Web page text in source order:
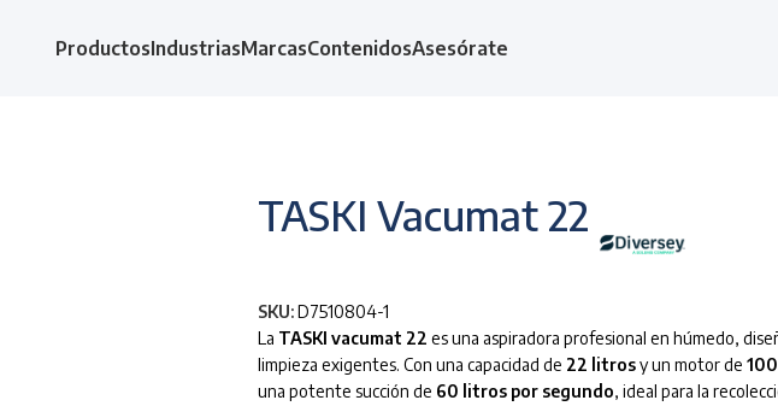
ProductosIndustriasMarcasContenidosAsesórate
TASKI Vacumat 22
SKU:D7510804-1
La TASKI vacumat 22 es una aspiradora profesional en húmedo,
limpieza exigentes. Con una capacidad de 22 litrosy un motor de
una potente succión de 60 litros por segundo, ideal para la